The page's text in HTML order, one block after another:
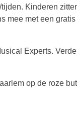
Kinderen
mee met een gratis
Experts.
op de roze